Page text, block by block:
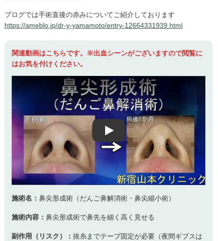
ブログでは手術直後の赤みについてご紹介しております
https://ameblo.jp/dr-y-yamamoto/entry-12664331939.html
関連動画はこちらです。※出血シーンがございますので閲覧に
はお気を付けください。
Play
施術名： 鼻尖形成術（だんご鼻解消術・鼻尖縮小術）
施術内容： 鼻尖形成術で鼻先を細く高く見せる
副作用（リスク）： 抜糸までテープ固定が必要（夜間ギブスは